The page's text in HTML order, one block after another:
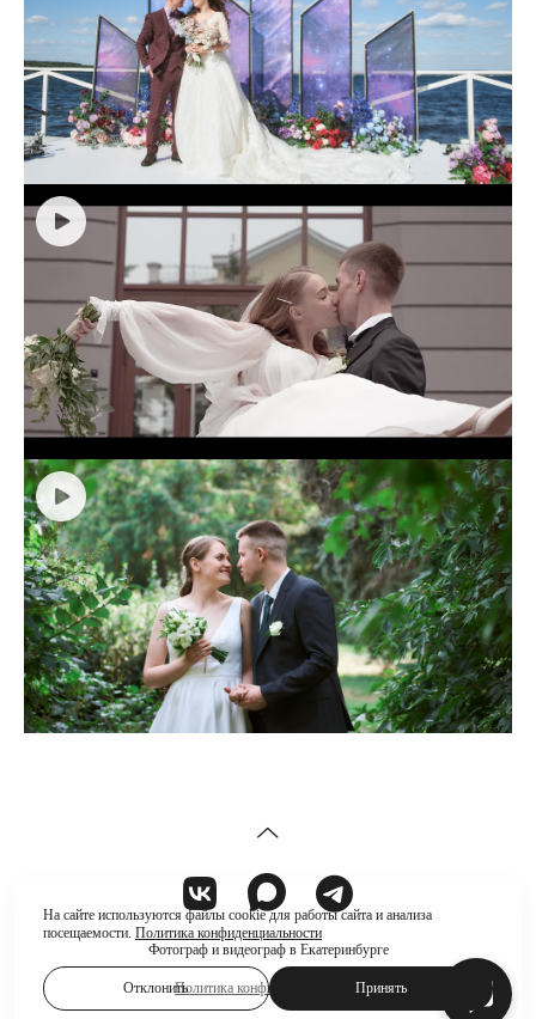
Фотограф и видеограф в Екатеринбурге
Политика конфиденциальности
На сайте используются файлы cookie для работы сайта и анализа
посещаемости. Политика конфиденциальности
Отклонить Принять